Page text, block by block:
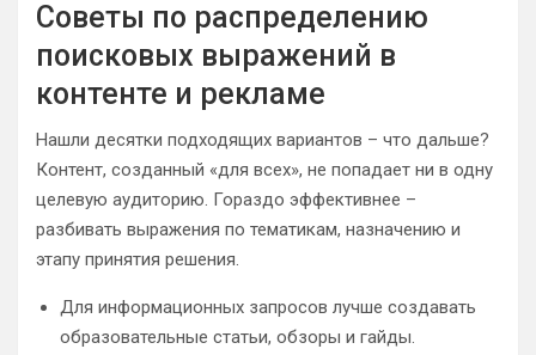
Советы по распределению
поисковых выражений в
контенте и рекламе
Нашли десятки подходящих вариантов – что дальше?
Контент, созданный «для всех», не попадает ни в одну
целевую аудиторию. Гораздо эффективнее –
разбивать выражения по тематикам, назначению и
этапу принятия решения.
Для информационных запросов лучше создавать
образовательные статьи, обзоры и гайды.